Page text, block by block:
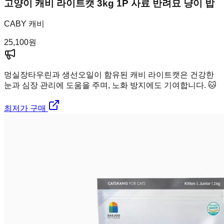
고양이 캐비 라이트캣 3kg 1P 사료 반려묘 냥이 밥
CABY 캐비
25,100원
멍실장타우린과 생선오일이 함유된 캐비 라이트캣은 건강한
눈과 심장 관리에 도움을 주며, 노화 방지에도 기여합니다. 🐱
최저가 구매